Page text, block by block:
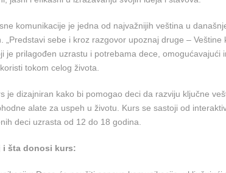
komunikacije je jedna od najvažnijih veština u
„Predstavi sebe i kroz razgovor upoznaj druge – Veštine
je prilagođen uzrastu i potrebama dece, omogućavajući
tokom celog života.
je dizajniran kako bi pomogao deci da razviju ključne
alate za uspeh u životu. Kurs se sastoji od
deci uzrasta od 12 do 18 godina.
i šta donosi kurs: